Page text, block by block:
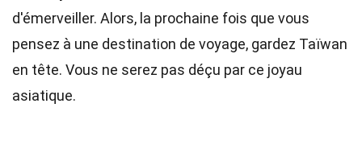
d'émerveiller. Alors, la prochaine fois que vous
pensez à une destination de voyage, gardez Taïwan
en tête. Vous ne serez pas déçu par ce joyau
asiatique.